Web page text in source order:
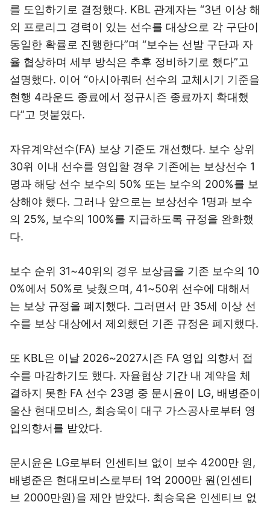
를 도입하기로 결정했다. KBL 관계자는 “3년 이상 해
외 프로리그 경력이 있는 선수를 대상으로 각 구단이
동일한 확률로 진행한다”며 “보수는 선발 구단과 자
율 협상하며 세부 방식은 추후 정비하기로 했다”고
설명했다. 이어 “아시아쿼터 선수의 교체시기 기준을
현행 4라운드 종료에서 정규시즌 종료까지 확대했
다”고 덧붙였다.
자유계약선수(FA) 보상 기준도 개선했다. 보수 상위
30위 이내 선수를 영입할 경우 기존에는 보상선수 1
명과 해당 선수 보수의 50% 또는 보수의 200%를 보
상해야 했다. 그러나 앞으로는 보상선수 1명과 보수
의 25%, 보수의 100%를 지급하도록 규정을 완화했
다.
보수 순위 31~40위의 경우 보상금을 기존 보수의 10
0%에서 50%로 낮췄으며, 41~50위 선수에 대해서
는 보상 규정을 폐지했다. 그러면서 만 35세 이상 선
수를 보상 대상에서 제외했던 기존 규정은 폐지했다.
또 KBL은 이날 2026~2027시즌 FA 영입 의향서 접
수를 마감하기도 했다. 자율협상 기간 내 계약을 체
결하지 못한 FA 선수 23명 중 문시윤이 LG, 배병준이
울산 현대모비스, 최승욱이 대구 가스공사로부터 영
입의향서를 받았다.
문시윤은 LG로부터 인센티브 없이 보수 4200만 원,
배병준은 현대모비스로부터 1억 2000만 원(인센티
브 2000만원)을 제안 받았다. 최승욱은 인센티브 없